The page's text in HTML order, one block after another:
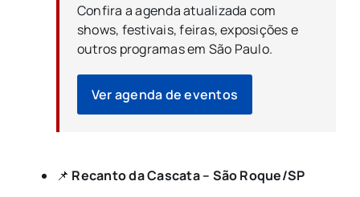
Confira a agenda atualizada com
shows, festivais, feiras, exposições e
outros programas em São Paulo.
Ver agenda de eventos
📌 Recanto da Cascata – São Roque/SP